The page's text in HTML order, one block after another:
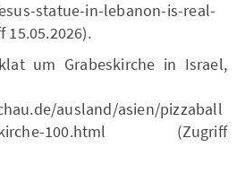
statue-in-lebanon-is-real-
um Grabeskirche in Israel,
ausland/asien/pizzaball
100.html (Zugriff